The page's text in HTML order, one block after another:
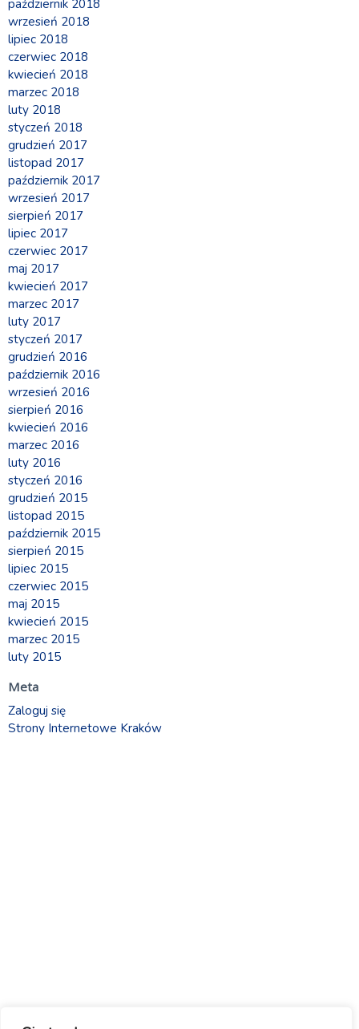
październik 2018
wrzesień 2018
lipiec 2018
czerwiec 2018
kwiecień 2018
marzec 2018
luty 2018
styczeń 2018
grudzień 2017
listopad 2017
październik 2017
wrzesień 2017
sierpień 2017
lipiec 2017
czerwiec 2017
maj 2017
kwiecień 2017
marzec 2017
luty 2017
styczeń 2017
grudzień 2016
październik 2016
wrzesień 2016
sierpień 2016
kwiecień 2016
marzec 2016
luty 2016
styczeń 2016
grudzień 2015
listopad 2015
październik 2015
sierpień 2015
lipiec 2015
czerwiec 2015
maj 2015
kwiecień 2015
marzec 2015
luty 2015
Meta
Zaloguj się
Strony Internetowe Kraków